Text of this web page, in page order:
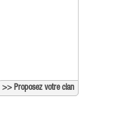
>> Proposez votre clan